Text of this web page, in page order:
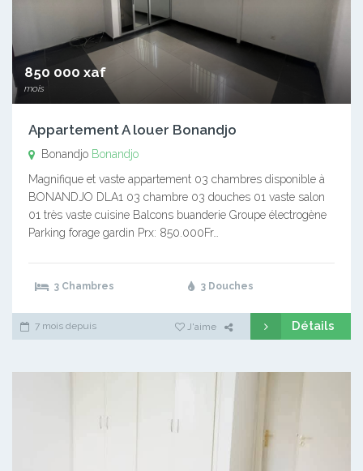
850 000 xaf
mois
Appartement A louer Bonandjo
Bonandjo Bonandjo
Magnifique et vaste appartement 03 chambres disponible à
BONANDJO DLA1 03 chambre 03 douches 01 vaste salon
01 très vaste cuisine Balcons buanderie Groupe électrogène
Parking forage gardin Prx: 850.000Fr…
3 Chambres 3 Douches
7 mois depuis J'aime Détails